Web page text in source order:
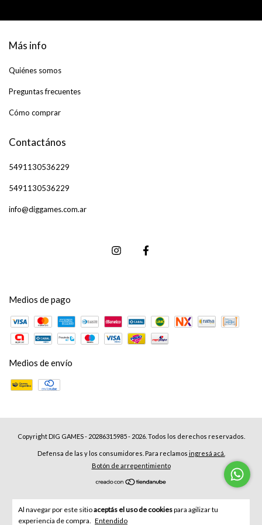
Al navegar por este sitioaceptás el uso de cookiespara agilizar tu
experiencia de compra. Entendido
Más info
Quiénes somos
Preguntas frecuentes
Cómo comprar
Contactános
5491130536229
5491130536229
info@diggames.com.ar
Medios de pago
Medios de envío
Copyright DIG GAMES - 20286315985 - 2026. Todos los derechos reservados.
Defensa de las y los consumidores. Para reclamos ingresá acá.
Botón de arrepentimiento